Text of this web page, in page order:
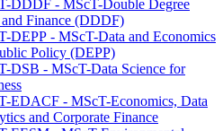
DDDF - MScT-Double Degree
Finance (DDDF)
DEPP - MScT-Data and Economics
Policy (DEPP)
DSB - MScT-Data Science for
EDACF - MScT-Economics, Data
and Corporate Finance